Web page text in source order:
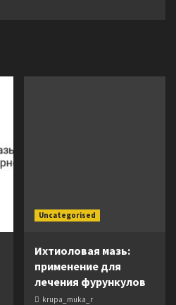
Uncategorised
Ихтиоловая мазь:
применение для
лечения фурункулов
krupa_muka_r